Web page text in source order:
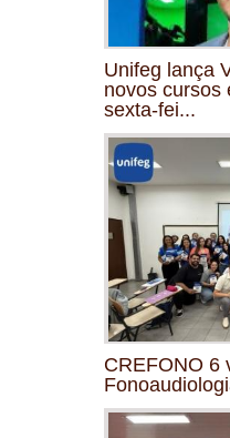
Unifeg lança
novos cursos
sexta-fei...
CREFONO 6